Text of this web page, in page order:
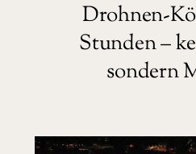
Drohnen-
Stunden –
sondern